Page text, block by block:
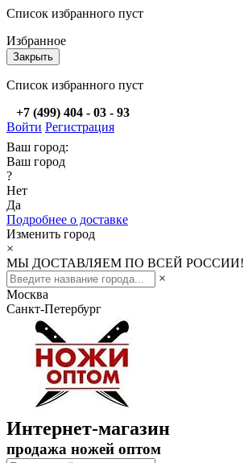
Список избранного пуст
Избранное
Закрыть
Список избранного пуст
+7 (499) 404 - 03 - 93
Войти Регистрация
Ваш город:
Ваш город
?
Нет
Да
Подробнее о доставке
Изменить город
×
МЫ ДОСТАВЛЯЕМ ПО ВСЕЙ РОССИИ!
×
Москва
Санкт-Петербург
Интернет-магазин
продажа ножей оптом